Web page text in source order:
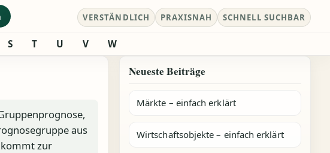
VERSTÄNDLICH PRAXISNAH SCHNELL SUCHBAR
S T U V W
aus
kommt zur
Neueste Beiträge
Märkte – einfach erklärt
Wirtschaftsobjekte – einfach erklärt